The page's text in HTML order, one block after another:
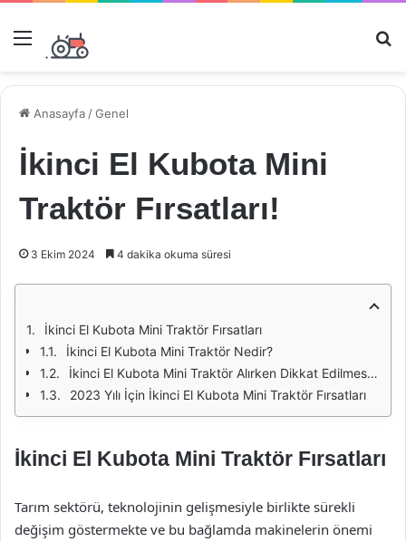
Menü
Anasayfa /Genel
İkinci El Kubota Mini
Traktör Fırsatları!
3 Ekim 2024 4 dakika okuma süresi
İkinci El Kubota Mini Traktör Fırsatları
İkinci El Kubota Mini Traktör Nedir?
İkinci El Kubota Mini Traktör Alırken Dikkat Edilmesi Gerekenler
2023 Yılı İçin İkinci El Kubota Mini Traktör Fırsatları
İkinci El Kubota Mini Traktör Fırsatları
Tarım sektörü, teknolojinin gelişmesiyle birlikte sürekli
değişim göstermekte ve bu bağlamda makinelerin önemi